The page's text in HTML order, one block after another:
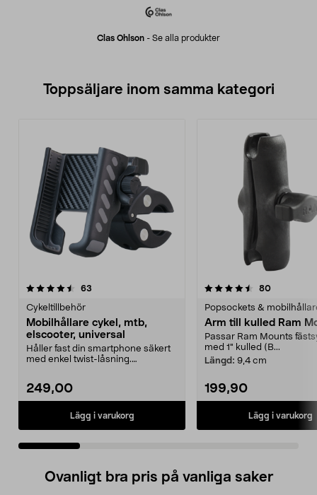
Clas Ohlson - Se alla produkter
Toppsäljare inom samma kategori
63
Cykeltillbehör
Mobilhållare cykel, mtb,
elscooter, universal
Håller fast din smartphone säkert
med enkel twist-låsning.
249,00
Lägg i varukorg
4.5 av 5 stjärnor 80
Popsockets &
Arm till kulled Ram
Passar Ram Mounts
med 1" kulled (B...
Längd: 9,4 cm
199,90
Lägg i varukorg
4.5 av 5 stjärnor
Ovanligt bra pris på vanliga saker